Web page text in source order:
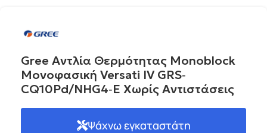
Gree Αντλία Θερμότητας Monoblock
Μονοφασική Versati IV GRS‐
CQ10Pd/NHG4‐E Χωρίς Αντιστάσεις
Ψάχνω εγκαταστάτη